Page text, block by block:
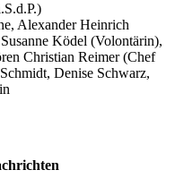
Alexander Heinrich
Susanne Ködel (Volontärin),
Christian Reimer (Chef
Denise Schwarz,